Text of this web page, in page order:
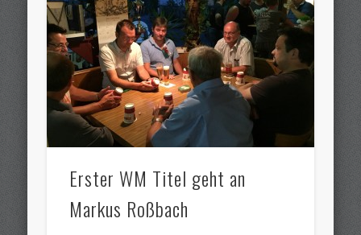
Erster WM Titel geht an
Markus Roßbach